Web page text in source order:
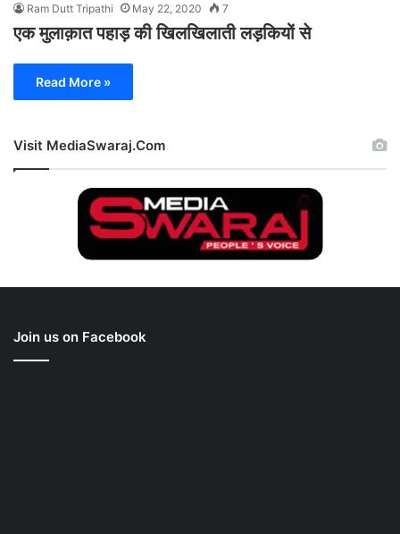
Ram Dutt Tripathi May 22, 2020 7
एक मुलाक़ात पहाड़ की खिलखिलाती लड़कियों से
Read More »
Visit MediaSwaraj.Com
Join us on Facebook